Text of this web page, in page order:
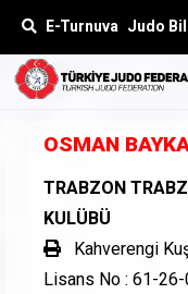
E-Turnuva Judo
OSMAN
TRABZON
KULÜBÜ
Kahverengi
Lisans No : 61-